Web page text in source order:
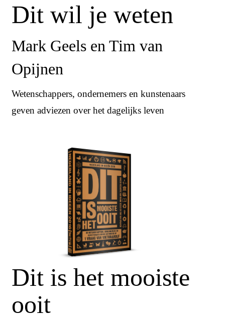
Dit wil je weten
Mark Geels en Tim van
Opijnen
Wetenschappers, ondernemers en kunstenaars
geven adviezen over het dagelijks leven
Dit is het mooiste
ooit